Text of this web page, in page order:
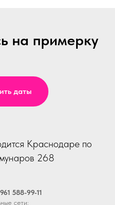
на примерку
даты
Краснодаре по
268
588-99-11
сети: